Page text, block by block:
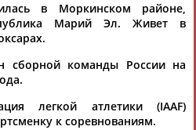
АБАЧАРАЕВ
АБАШИДЗЕ
в Моркинском районе,
Марий Эл. Живет в
сборной команды России на
легкой атлетики (IAAF)
к соревнованиям.